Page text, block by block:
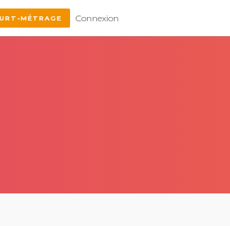
MÉTRAGE Connexion